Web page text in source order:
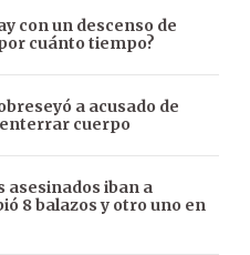
con un descenso de
cuánto tiempo?
a acusado de
cuerpo
asesinados iban a
8 balazos y otro uno en